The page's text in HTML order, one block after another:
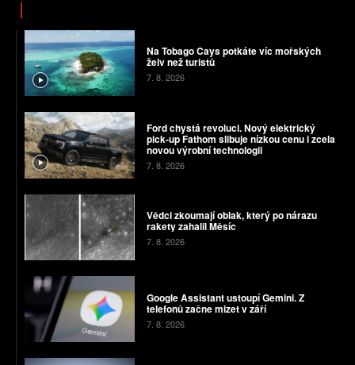
Na Tobago Cays potkáte víc mořských
želv než turistů
7. 8. 2026
Ford chystá revoluci. Nový elektrický
pick-up Fathom slibuje nízkou cenu i zcela
novou výrobní technologii
7. 8. 2026
Vědci zkoumají oblak, který po nárazu
rakety zahalil Měsíc
7. 8. 2026
Google Assistant ustoupí Gemini. Z
telefonů začne mizet v září
7. 8. 2026